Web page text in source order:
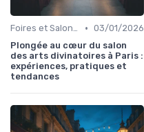
Foires et Salons Grand Public • 03/01/2026
Plongée au cœur du salon
des arts divinatoires à Paris :
expériences, pratiques et
tendances